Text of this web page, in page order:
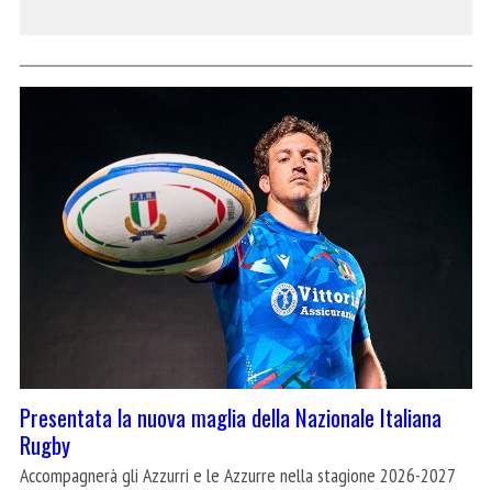
Presentata la nuova maglia della Nazionale Italiana
Rugby
Accompagnerà gli Azzurri e le Azzurre nella stagione 2026-2027